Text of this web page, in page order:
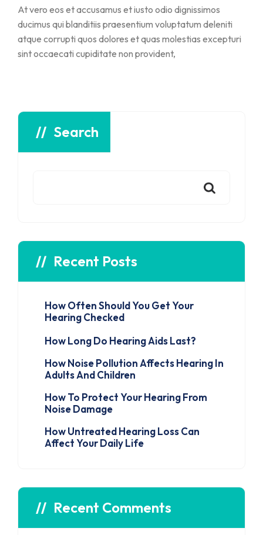
At vero eos et accusamus et iusto odio dignissimos
ducimus qui blanditiis praesentium voluptatum deleniti
atque corrupti quos dolores et quas molestias excepturi
sint occaecati cupiditate non provident,
Search
Recent Posts
How Often Should You Get Your
Hearing Checked
How Long Do Hearing Aids Last?
How Noise Pollution Affects Hearing In
Adults And Children
How To Protect Your Hearing From
Noise Damage
How Untreated Hearing Loss Can
Affect Your Daily Life
Recent Comments